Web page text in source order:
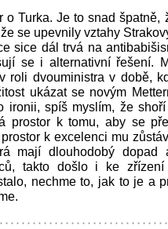
o Turka. Je to snad špatně,
se upevnily vztahy
sice dál trvá na
se i alternativní řešení.
roli dvouministra v době,
ukázat se novým
ironii, spíš myslím, že
prostor k tomu, aby se
k excelenci mu
mají dlouhodobý
takto došlo i ke zřízení
nechme to, jak to je a